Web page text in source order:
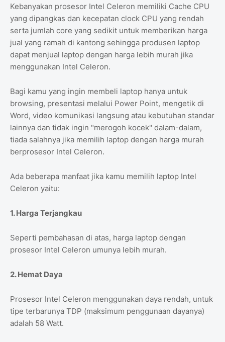
Kebanyakan prosesor Intel Celeron memiliki Cache CPU
yang dipangkas dan kecepatan clock CPU yang rendah
serta jumlah core yang sedikit untuk memberikan harga
jual yang ramah di kantong sehingga produsen laptop
dapat menjual laptop dengan harga lebih murah jika
menggunakan Intel Celeron.
Bagi kamu yang ingin membeli laptop hanya untuk
browsing, presentasi melalui Power Point, mengetik di
Word, video komunikasi langsung atau kebutuhan standar
lainnya dan tidak ingin "merogoh kocek" dalam-dalam,
tiada salahnya jika memilih laptop dengan harga murah
berprosesor Intel Celeron.
Ada beberapa manfaat jika kamu memilih laptop Intel
Celeron yaitu:
1. Harga Terjangkau
Seperti pembahasan di atas, harga laptop dengan
prosesor Intel Celeron umunya lebih murah.
2. Hemat Daya
Prosesor Intel Celeron menggunakan daya rendah, untuk
tipe terbarunya TDP (maksimum penggunaan dayanya)
adalah 58 Watt.